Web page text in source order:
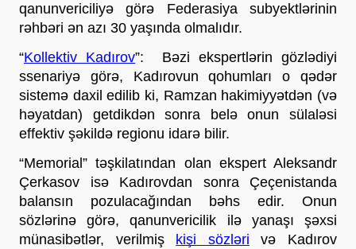
qanunvericiliyə görə Federasiya subyektlərinin
rəhbəri ən azı 30 yaşında olmalıdır.
“Kollektiv Kadırov”:  Bəzi ekspertlərin gözlədiyi
ssenariyə görə, Kadırovun qohumları o qədər
sistemə daxil edilib ki, Ramzan hakimiyyətdən (və
həyatdan) getdikdən sonra belə onun sülaləsi
effektiv şəkildə regionu idarə bilir.
“Memorial” təşkilatından olan ekspert Aleksandr
Çerkasov isə Kadırovdan sonra Çeçenistanda
balansın pozulacağından bəhs edir. Onun
sözlərinə görə, qanunvericilik ilə yanaşı şəxsi
münasibətlər, verilmiş kişi sözləri və Kadırov